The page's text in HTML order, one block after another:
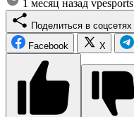
1 месяц назад vpesports
Поделиться в соцсетях
Facebook
X